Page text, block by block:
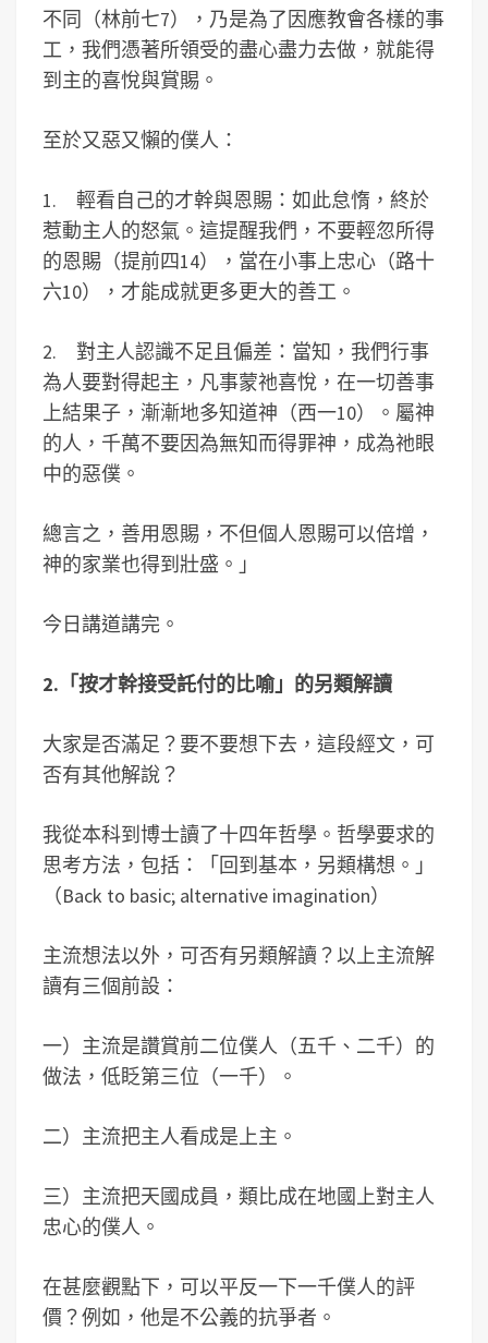
不同（林前七7），乃是為了因應教會各樣的事
工，我們憑著所領受的盡心盡力去做，就能得
到主的喜悅與賞賜。
至於又惡又懶的僕人：
1. 輕看自己的才幹與恩賜：如此怠惰，終於
惹動主人的怒氣。這提醒我們，不要輕忽所得
的恩賜（提前四14），當在小事上忠心（路十
六10），才能成就更多更大的善工。
2. 對主人認識不足且偏差：當知，我們行事
為人要對得起主，凡事蒙祂喜悅，在一切善事
上結果子，漸漸地多知道神（西一10）。屬神
的人，千萬不要因為無知而得罪神，成為祂眼
中的惡僕。
總言之，善用恩賜，不但個人恩賜可以倍增，
神的家業也得到壯盛。」
今日講道講完。
2.「按才幹接受託付的比喻」的另類解讀
大家是否滿足？要不要想下去，這段經文，可
否有其他解說？
我從本科到博士讀了十四年哲學。哲學要求的
思考方法，包括：「回到基本，另類構想。」
（Back to basic; alternative imagination）
主流想法以外，可否有另類解讀？以上主流解
讀有三個前設：
一）主流是讚賞前二位僕人（五千、二千）的
做法，低眨第三位（一千）。
二）主流把主人看成是上主。
三）主流把天國成員，類比成在地國上對主人
忠心的僕人。
在甚麼觀點下，可以平反一下一千僕人的評
價？例如，他是不公義的抗爭者。